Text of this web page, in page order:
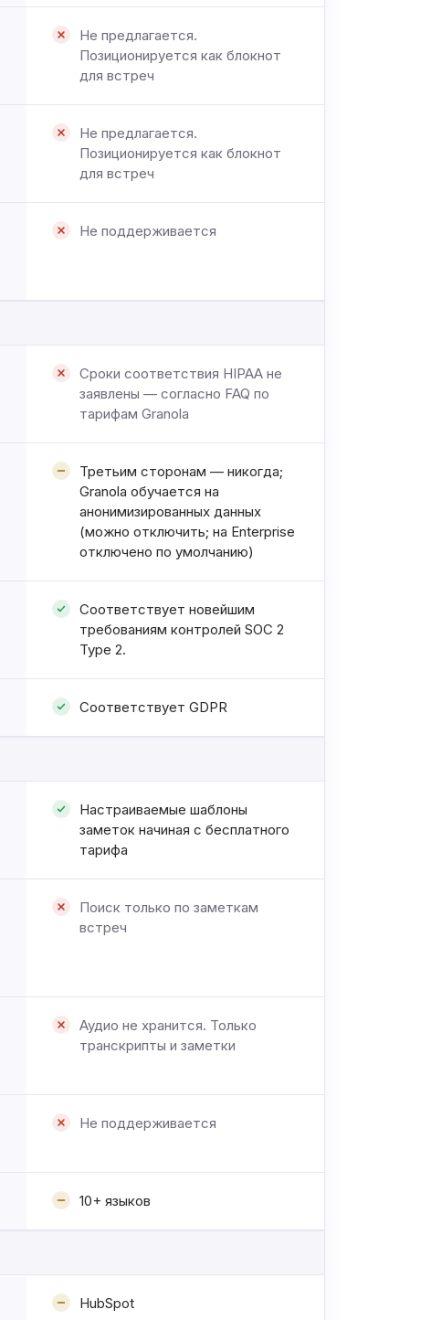
Не предлагается.
Позиционируется как блокнот
для встреч
Не предлагается.
Позиционируется как блокнот
для встреч
Не поддерживается
Сроки соответствия HIPAA не
заявлены — согласно FAQ по
тарифам Granola
Третьим сторонам — никогда;
Granola обучается на
анонимизированных данных
(можно отключить; на Enterprise
отключено по умолчанию)
Соответствует новейшим
требованиям контролей SOC 2
Type 2.
Соответствует GDPR
Настраиваемые шаблоны
заметок начиная с бесплатного
тарифа
Поиск только по заметкам
встреч
Аудио не хранится. Только
транскрипты и заметки
Не поддерживается
10+ языков
HubSpot